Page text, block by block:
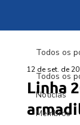
Todos os
Notícias
Membros
Todos os
Linha
12 de set. de